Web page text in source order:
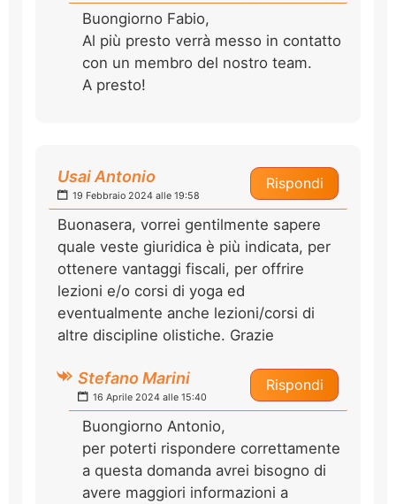
Buongiorno Fabio,
Al più presto verrà messo in contatto
con un membro del nostro team.
A presto!
Rispondi
Usai Antonio
19 Febbraio 2024 alle 19:58
Buonasera, vorrei gentilmente sapere
quale veste giuridica è più indicata, per
ottenere vantaggi fiscali, per offrire
lezioni e/o corsi di yoga ed
eventualmente anche lezioni/corsi di
altre discipline olistiche. Grazie
Rispondi
Stefano Marini
16 Aprile 2024 alle 15:40
Buongiorno Antonio,
per poterti rispondere correttamente
a questa domanda avrei bisogno di
avere maggiori informazioni a